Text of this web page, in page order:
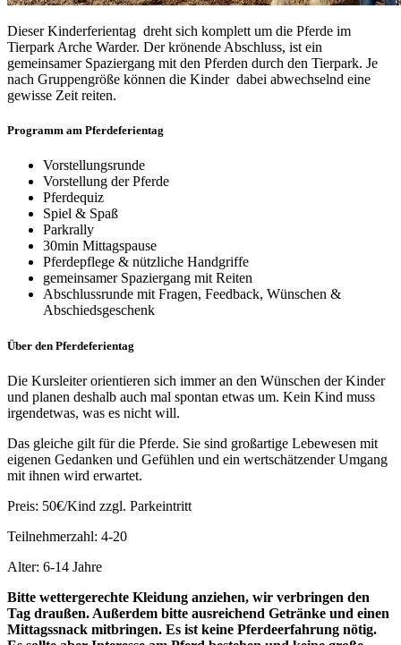
Dieser Kinderferientag dreht sich komplett um die Pferde im
Tierpark Arche Warder. Der krönende Abschluss, ist ein
gemeinsamer Spaziergang mit den Pferden durch den Tierpark. Je
nach Gruppengröße können die Kinder dabei abwechselnd eine
gewisse Zeit reiten.
Programm am Pferdeferientag
Vorstellungsrunde
Vorstellung der Pferde
Pferdequiz
Spiel & Spaß
Parkrally
30min Mittagspause
Pferdepflege & nützliche Handgriffe
gemeinsamer Spaziergang mit Reiten
Abschlussrunde mit Fragen, Feedback, Wünschen &
Abschiedsgeschenk
Über den Pferdeferientag
Die Kursleiter orientieren sich immer an den Wünschen der Kinder
und planen deshalb auch mal spontan etwas um. Kein Kind muss
irgendetwas, was es nicht will.
Das gleiche gilt für die Pferde. Sie sind großartige Lebewesen mit
eigenen Gedanken und Gefühlen und ein wertschätzender Umgang
mit ihnen wird erwartet.
Preis: 50€/Kind zzgl. Parkeintritt
Teilnehmerzahl: 4-20
Alter: 6-14 Jahre
Bitte wettergerechte Kleidung anziehen, wir verbringen den
Tag draußen. Außerdem bitte ausreichend Getränke und einen
Mittagssnack mitbringen. Es ist keine Pferdeerfahrung nötig.